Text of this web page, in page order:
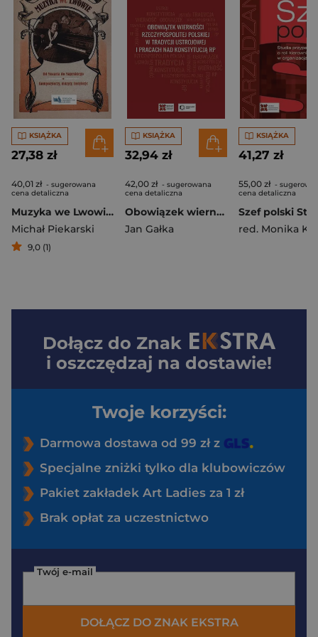
KSIĄŻKA
27,38 zł
40,01 zł - sugerowana
cena detaliczna
Muzyka we Lwowie Od Mozarta do Majerskiego Kompozytorzy muzycy instytucje
Michał Piekarski
9,0 (1)
KSIĄŻKA
32,94 zł
42,00 zł - sugerowana
cena detaliczna
Obowiązek wierności Rzeczypospolitej Polskiej w tradycji ustrojowej i pracach nad Konstytucją RP
Jan Gałka
KSIĄŻKA
41,27 zł
55,00 zł -
cena detaliczna
red. Monika
Dołącz do Znak
i oszczędzaj na dostawie!
Twoje korzyści:
Darmowa dostawa od 99 zł z
Specjalne zniżki tylko dla klubowiczów
Pakiet zakładek Art Ladies za 1 zł
Brak opłat za uczestnictwo
Twój e-mail
DOŁĄCZ DO ZNAK EKSTRA